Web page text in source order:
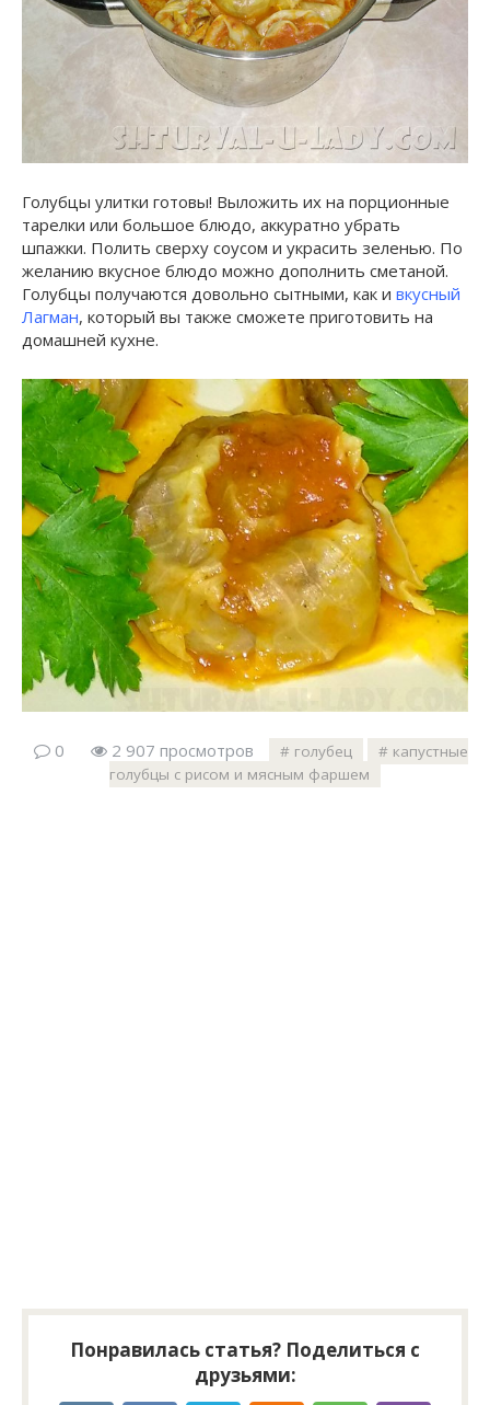
Голубцы улитки готовы! Выложить их на порционные
тарелки или большое блюдо, аккуратно убрать
шпажки. Полить сверху соусом и украсить зеленью. По
желанию вкусное блюдо можно дополнить сметаной.
Голубцы получаются довольно сытными, как и вкусный
Лагман, который вы также сможете приготовить на
домашней кухне.
0 2 907 просмотров голубец
капустные
голубцы с рисом и мясным фаршем
Понравилась статья? Поделиться с
друзьями: